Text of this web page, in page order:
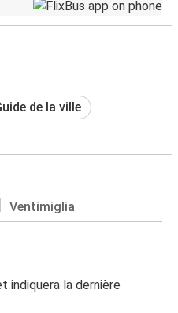
de la ville
Ventimiglia
indiquera la dernière